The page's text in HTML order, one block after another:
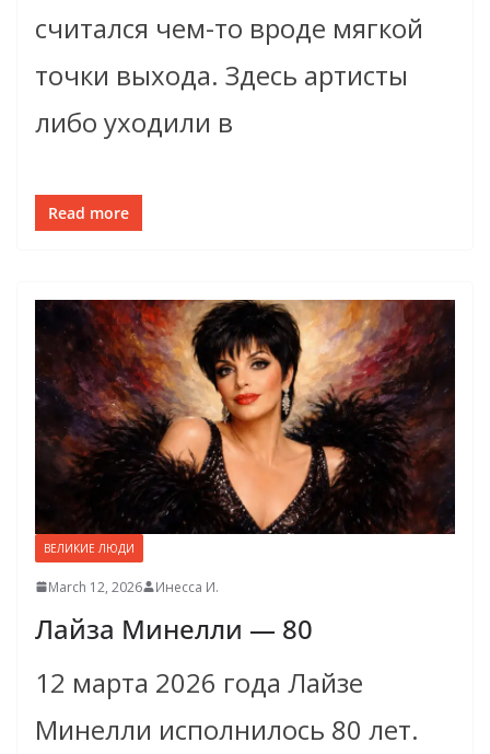
считался чем-то вроде мягкой
точки выхода. Здесь артисты
либо уходили в
Read more
ВЕЛИКИЕ ЛЮДИ
March 12, 2026 Инесса И.
Лайза Минелли — 80
12 марта 2026 года Лайзе
Минелли исполнилось 80 лет.